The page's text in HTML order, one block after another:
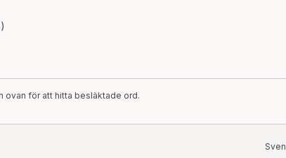
ovan för att hitta besläktade ord.